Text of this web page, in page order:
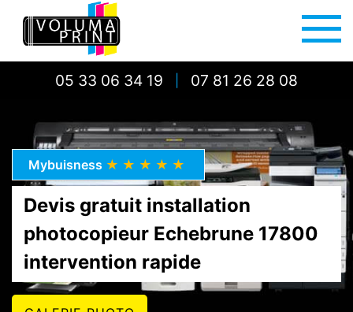
05 33 06 34 19 07 81 26 28 08
Mybuisness ★★★★★
Devis gratuit installation
photocopieur Echebrune 17800
intervention rapide